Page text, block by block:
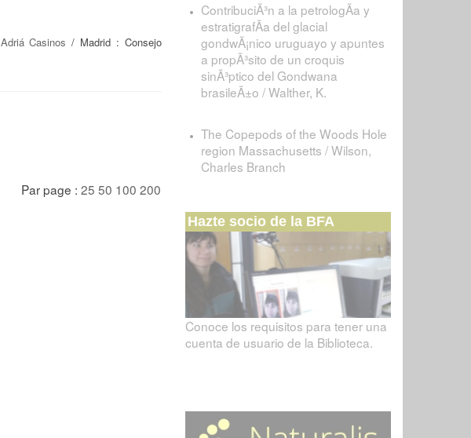
Adriá Casinos / Madrid : Consejo
Par page : 25 50 100 200
ContribuciÃ³n a la petrologÃ­a y
estratigrafÃ­a del glacial
gondwÃ¡nico uruguayo y apuntes
a propÃ³sito de un croquis
sinÃ³ptico del Gondwana
brasileÃ±o / Walther, K.
The Copepods of the Woods Hole
region Massachusetts / Wilson,
Charles Branch
Hazte socio de la BFA
Conoce los requisitos para tener una
cuenta de usuario de la Biblioteca.